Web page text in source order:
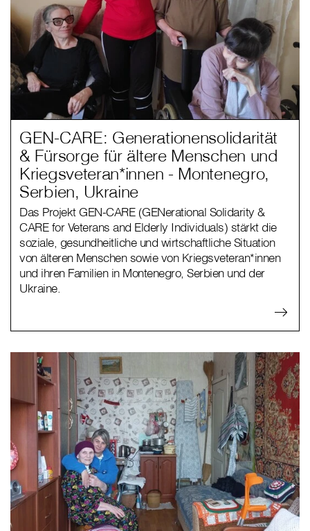
GEN-CARE: Generationensolidarität
& Fürsorge für ältere Menschen und
Kriegsveteran*innen - Montenegro,
Serbien, Ukraine
Das Projekt GEN-CARE (GENerational Solidarity &
CARE for Veterans and Elderly Individuals) stärkt die
soziale, gesundheitliche und wirtschaftliche Situation
von älteren Menschen sowie von Kriegsveteran*innen
und ihren Familien in Montenegro, Serbien und der
Ukraine.